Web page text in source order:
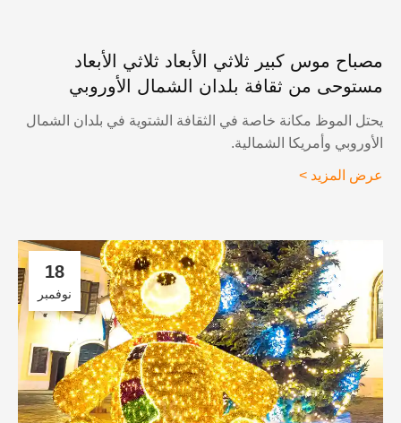
موس كبير ثلاثي الأبعاد ثلاثي الأبعاد
من ثقافة بلدان الشمال الأوروبي
الموظ مكانة خاصة في الثقافة الشتوية في بلدان الشمال
وأمريكا الشمالية.
المزيد >
18
نوفمبر